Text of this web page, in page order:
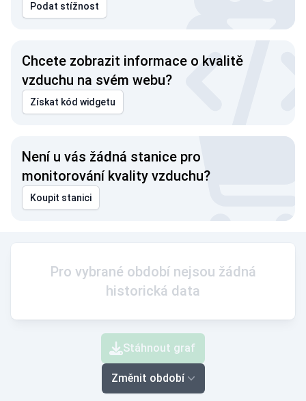
Podat stížnost
Chcete zobrazit informace o kvalitě
vzduchu na svém webu?
Získat kód widgetu
Není u vás žádná stanice pro
monitorování kvality vzduchu?
Koupit stanici
Pro vybrané období nejsou žádná
historická data
Stáhnout graf
Změnit období